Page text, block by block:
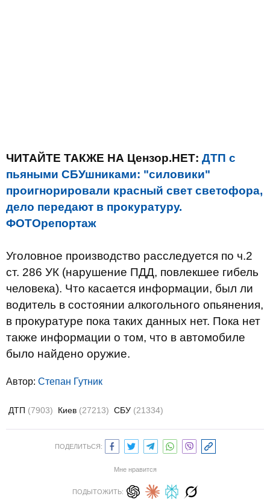
ЧИТАЙТЕ ТАКЖЕ НА Цензор.НЕТ: ДТП с
пьяными СБУшниками: "силовики"
проигнорировали красный свет светофора,
дело передают в прокуратуру.
ФОТОрепортаж
Уголовное производство расследуется по ч.2
ст. 286 УК (нарушение ПДД, повлекшее гибель
человека). Что касается информации, был ли
водитель в состоянии алкогольного опьянения,
в прокуратуре пока таких данных нет. Пока нет
также информации о том, что в автомобиле
было найдено оружие.
Автор: Степан Гутник
ДТП (7903) Киев (27213) СБУ (21334)
ПОДЕЛИТЬСЯ:
Мне нравится
ПОДЫТОЖИТЬ: